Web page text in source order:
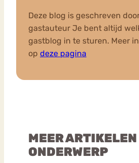
Deze blog is geschreven
gastauteur Je bent altijd
gastblog in te sturen. Meer
op deze pagina
MEER ARTIKELEN
ONDERWERP